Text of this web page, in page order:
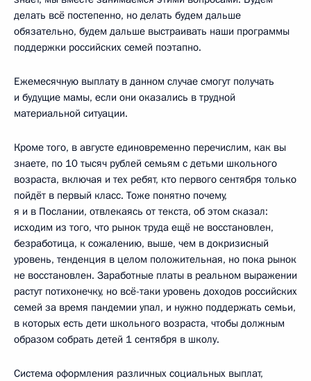
делать всё постепенно, но делать будем дальше
обязательно, будем дальше выстраивать наши программы
поддержки российских семей поэтапно.
Ежемесячную выплату в данном случае смогут получать
и будущие мамы, если они оказались в трудной
материальной ситуации.
Кроме того, в августе единовременно перечислим, как вы
знаете, по 10 тысяч рублей семьям с детьми школьного
возраста, включая и тех ребят, кто первого сентября только
пойдёт в первый класс. Тоже понятно почему,
я и в Послании, отвлекаясь от текста, об этом сказал:
исходим из того, что рынок труда ещё не восстановлен,
безработица, к сожалению, выше, чем в докризисный
уровень, тенденция в целом положительная, но пока рынок
не восстановлен. Заработные платы в реальном выражении
растут потихонечку, но всё-таки уровень доходов российских
семей за время пандемии упал, и нужно поддержать семьи,
в которых есть дети школьного возраста, чтобы должным
образом собрать детей 1 сентября в школу.
Система оформления различных социальных выплат,